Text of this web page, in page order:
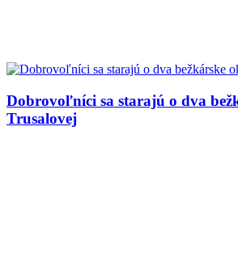
Dobrovoľníci sa starajú o dva
Trusalovej